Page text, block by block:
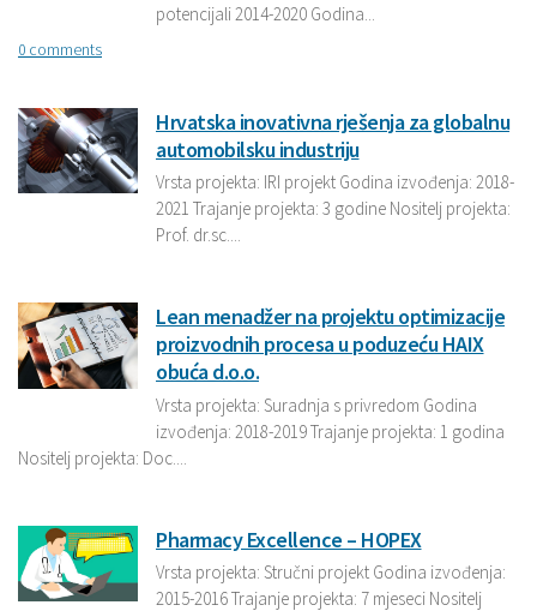
potencijali 2014-2020 Godina...
0 comments
Hrvatska inovativna rješenja za globalnu
automobilsku industriju
Vrsta projekta: IRI projekt Godina izvođenja: 2018-
2021 Trajanje projekta: 3 godine Nositelj projekta:
Prof. dr.sc....
Lean menadžer na projektu optimizacije
proizvodnih procesa u poduzeću HAIX
obuća d.o.o.
Vrsta projekta: Suradnja s privredom Godina
izvođenja: 2018-2019 Trajanje projekta: 1 godina
Nositelj projekta: Doc....
Pharmacy Excellence – HOPEX
Vrsta projekta: Stručni projekt Godina izvođenja:
2015-2016 Trajanje projekta: 7 mjeseci Nositelj